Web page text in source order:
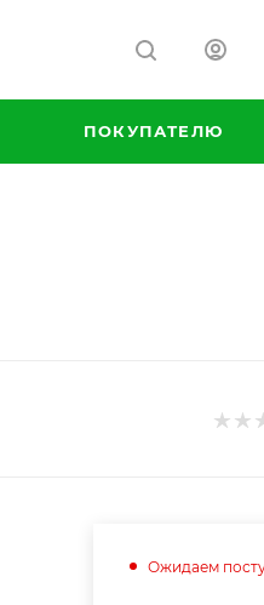
ПОКУПАТЕЛЮ
Ожидаем